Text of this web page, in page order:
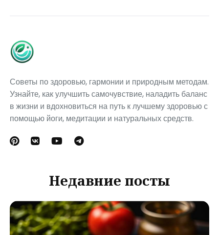
Советы по здоровью, гармонии и природным методам.
Узнайте, как улучшить самочувствие, наладить баланс
в жизни и вдохновиться на путь к лучшему здоровью с
помощью йоги, медитации и натуральных средств.
Недавние посты